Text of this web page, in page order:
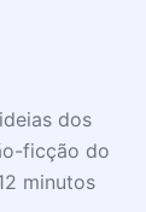
dos
ficção do
minutos